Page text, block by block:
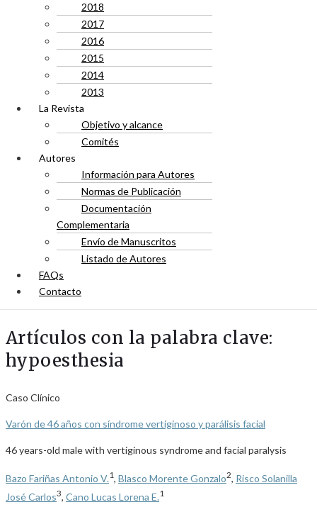
2018
2017
2016
2015
2014
2013
La Revista
Objetivo y alcance
Comités
Autores
Información para Autores
Normas de Publicación
Documentación
Complementaria
Envío de Manuscritos
Listado de Autores
FAQs
Contacto
Artículos con la palabra clave:
hypoesthesia
Caso Clínico
Varón de 46 años con síndrome vertiginoso y parálisis facial
46 years-old male with vertiginous syndrome and facial paralysis
Bazo Fariñas Antonio V.1, Blasco Morente Gonzalo2, Risco Solanilla
José Carlos3 Cano Lucas Lorena E. 1